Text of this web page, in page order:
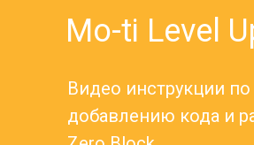
Mo-ti Level
Видео инструкции по
добавлению кода и